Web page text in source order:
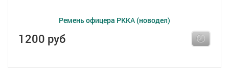
Ремень офицера РККА (новодел)
1200 руб